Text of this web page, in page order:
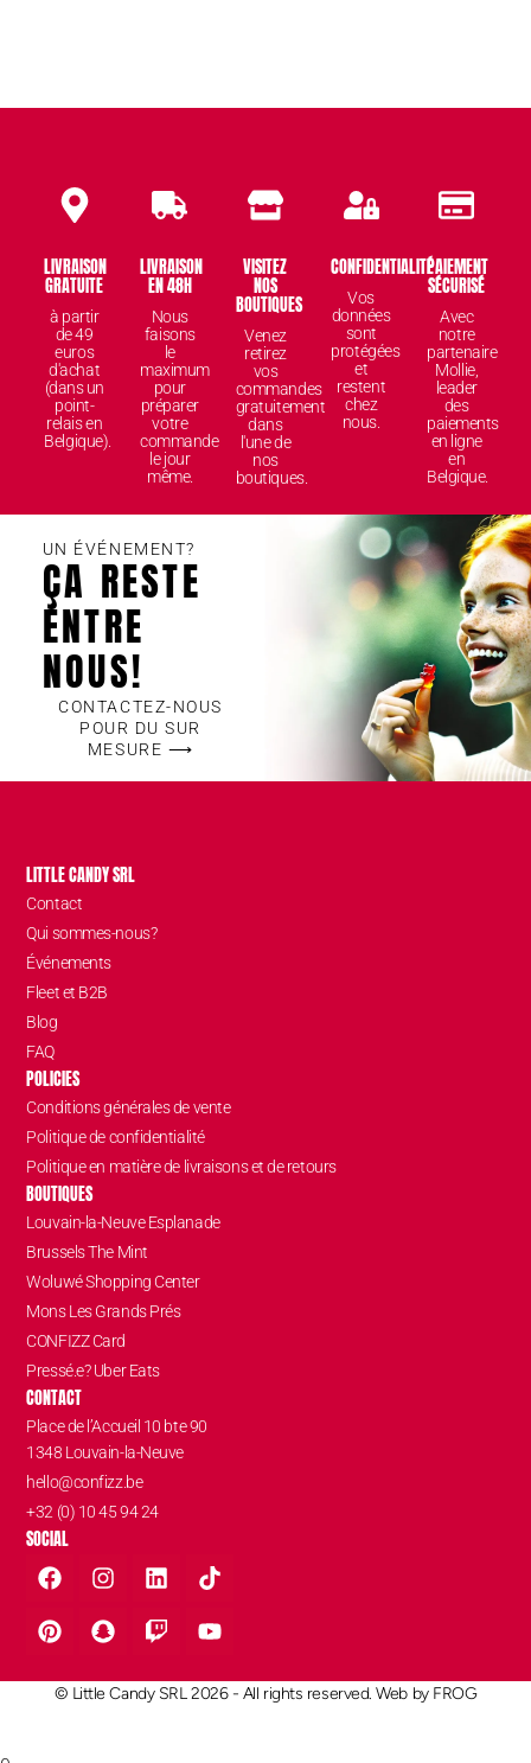
LIVRAISON
GRATUITE
à partir
de 49
euros
d'achat
(dans un
point-
relais en
Belgique).
LIVRAISON
EN 48H
Nous
faisons
le
maximum
pour
préparer
votre
commande
le jour
même.
VISITEZ
NOS
BOUTIQUES
Venez
retirez
vos
commandes
gratuitement
dans
l'une de
nos
boutiques.
CONFIDENTIALITÉ
Vos
données
sont
protégées
et
restent
chez
nous.
PAIEMENT
SÉCURISÉ
Avec
notre
partenaire
Mollie,
leader
des
paiements
en ligne
en
Belgique.
UN ÉVÉNEMENT?
ÇA RESTE
ENTRE
NOUS!
CONTACTEZ-NOUS
POUR DU SUR
MESURE ⟶
LITTLE CANDY SRL
Contact
Qui sommes-nous?
Événements
Fleet et B2B
Blog
FAQ
POLICIES
Conditions générales de vente
Politique de confidentialité
Politique en matière de livraisons et de retours
BOUTIQUES
Louvain-la-Neuve Esplanade
Brussels The Mint
Woluwé Shopping Center
Mons Les Grands Prés
CONFIZZ Card
Pressé.e? Uber Eats
CONTACT
Place de l’Accueil 10 bte 90
1348 Louvain-la-Neuve
hello@confizz.be
+32 (0) 10 45 94 24
SOCIAL
© Little Candy SRL 2026 - All rights reserved. Web by FROG